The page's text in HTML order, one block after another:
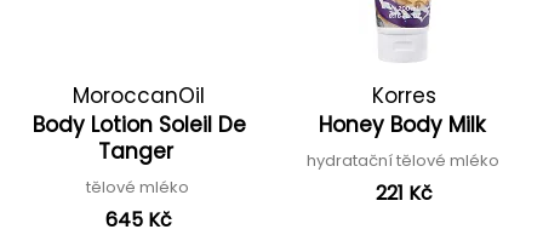
MoroccanOil
Body Lotion Soleil De
Tanger
tělové mléko
645 Kč
Korres
Honey Body Milk
hydratační tělové mléko
221 Kč